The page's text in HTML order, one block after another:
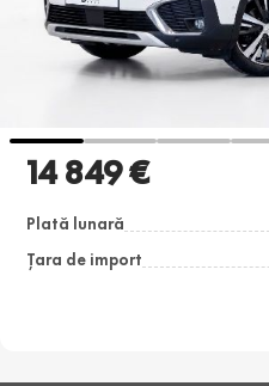
14 849 €
Plată lunară
Țara de import